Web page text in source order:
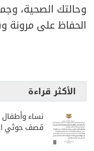
وحالتك الصحية،
الحفاظ على مرونة
الأكثر قراءة
نساء
قصف حوثي